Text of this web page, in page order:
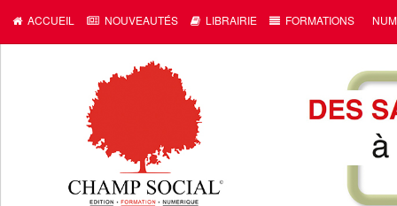
ACCUEIL NOUVEAUTÉS LIBRAIRIE FORMATIONS